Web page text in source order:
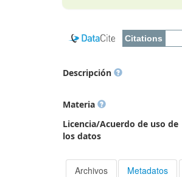
Descripción
Materia
Licencia/Acuerdo de uso de
los datos
Archivos Metadatos